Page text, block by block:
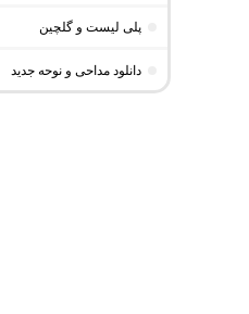
پلی لیست و گلچین
دانلود مداحی و نوحه جدید